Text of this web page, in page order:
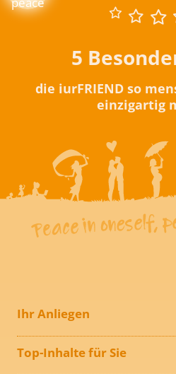
5
die iurFRIEND so
einzigartig
Ihr Anliegen
Top-Inhalte für Sie